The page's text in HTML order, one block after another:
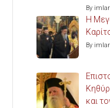
By
Η
By
και